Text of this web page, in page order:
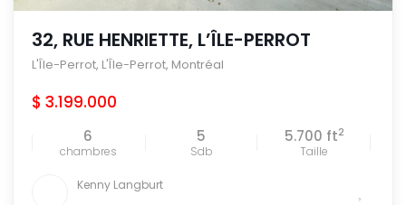
32, RUE HENRIETTE, L’ÎLE-PERROT
L'Île-Perrot, L'Île-Perrot, Montréal
$ 3.199.000
6
chambres
5
Sdb
5.700 ft2
Taille
Kenny Langburt